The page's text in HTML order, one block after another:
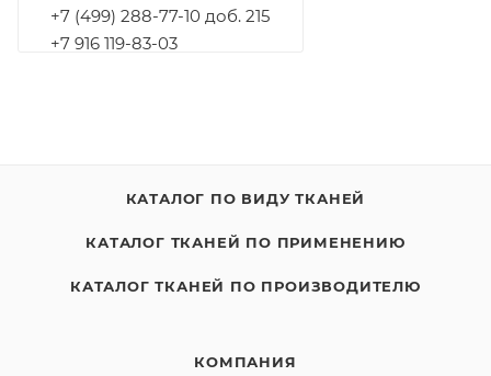
+7 (499) 288-77-10 доб. 215
+7 916 119-83-03
КАТАЛОГ ПО ВИДУ ТКАНЕЙ
КАТАЛОГ ТКАНЕЙ ПО ПРИМЕНЕНИЮ
КАТАЛОГ ТКАНЕЙ ПО ПРОИЗВОДИТЕЛЮ
КОМПАНИЯ